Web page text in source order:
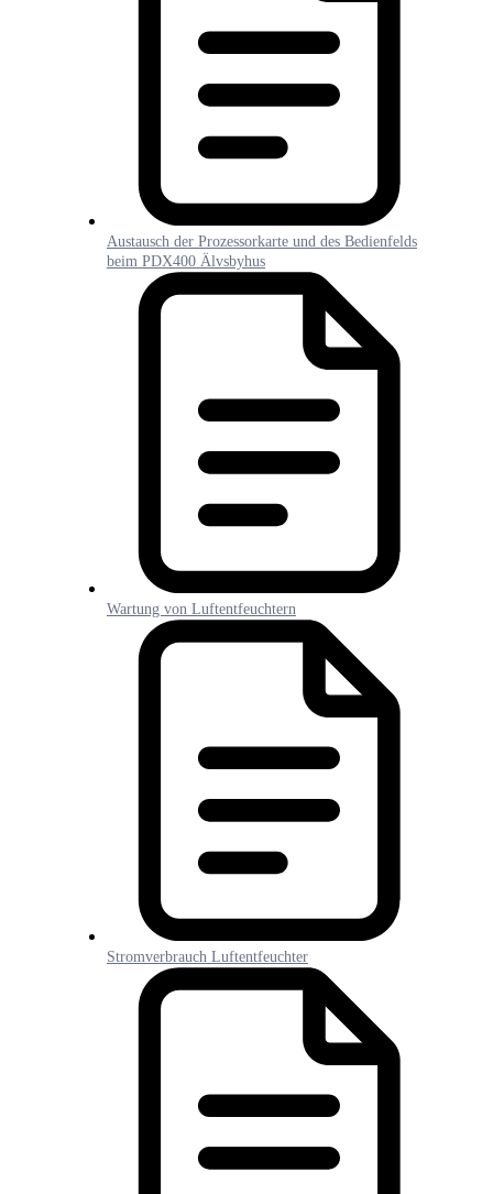
Austausch der Prozessorkarte und des Bedienfelds
beim PDX400 Älvsbyhus
Wartung von Luftentfeuchtern
Stromverbrauch Luftentfeuchter